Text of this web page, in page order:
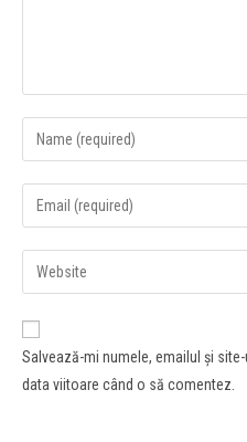
Salvează-mi numele, emailul și
data viitoare când o să comentez.